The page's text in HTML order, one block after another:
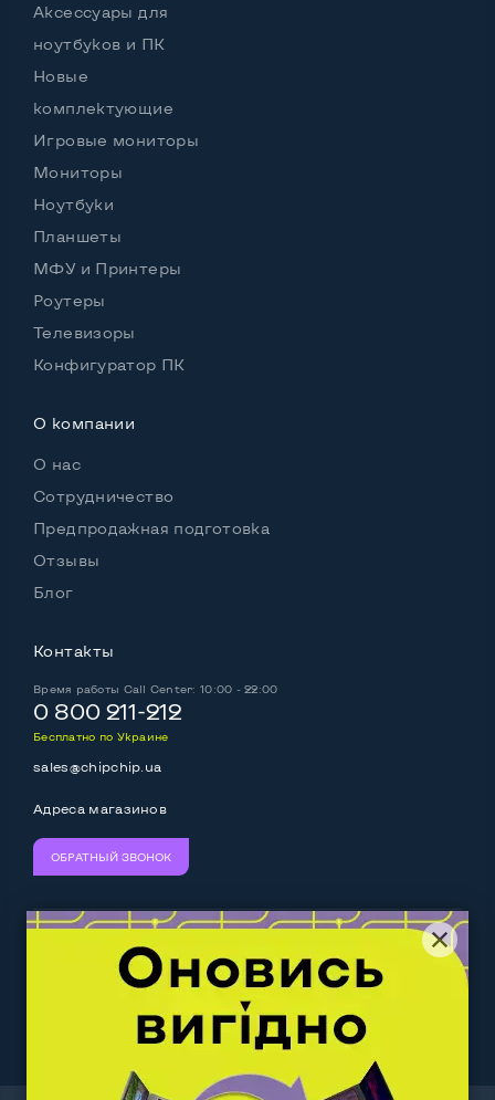
Аксессуары для
ноутбуков и ПК
Новые
комплектующие
Игровые мониторы
Мониторы
Ноутбуки
Планшеты
МФУ и Принтеры
Роутеры
Телевизоры
Конфигуратор ПК
О компании
О нас
Сотрудничество
Предпродажная подготовка
Отзывы
Блог
Контакты
Время работы Call Center: 10:00 - 22:00
0 800 211-212
Бесплатно по Украине
sales@chipchip.ua
Адреса магазинов
ОБРАТНЫЙ ЗВОНОК
Следите за нами:
Work.ua — самий кльовий
наш партнер